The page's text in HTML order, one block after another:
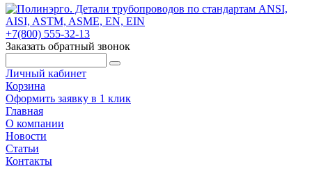
+7(800) 555-32-13
Заказать обратный звонок
Личный кабинет
Корзина
Оформить заявку в 1 клик
Главная
О компании
Новости
Статьи
Контакты